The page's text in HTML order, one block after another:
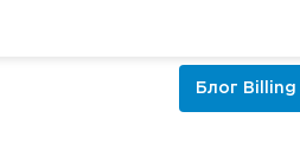
Блог Billing